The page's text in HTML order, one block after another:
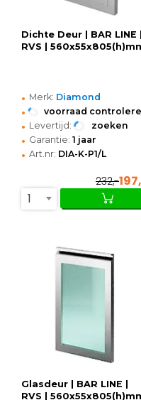
Dichte Deur | BAR LINE |
RVS |
• Merk: Diamond
• voorraad
• Levertijd: zoeken
• Garantie: 1 jaar
• Art.nr: DIA-K-P1/L
232,-
1
Glasdeur | BAR LINE |
RVS |